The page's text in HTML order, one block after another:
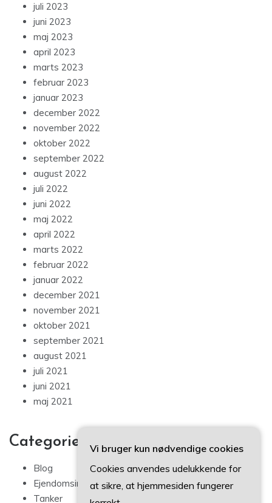
juli 2023
juni 2023
maj 2023
april 2023
marts 2023
februar 2023
januar 2023
december 2022
november 2022
oktober 2022
september 2022
august 2022
juli 2022
juni 2022
maj 2022
april 2022
marts 2022
februar 2022
januar 2022
december 2021
november 2021
oktober 2021
september 2021
august 2021
juli 2021
juni 2021
maj 2021
Categories
Blog
Ejendomsinvestering
Tanker
Vi bruger kun nødvendige cookies
Cookies anvendes udelukkende for
at sikre, at hjemmesiden fungerer